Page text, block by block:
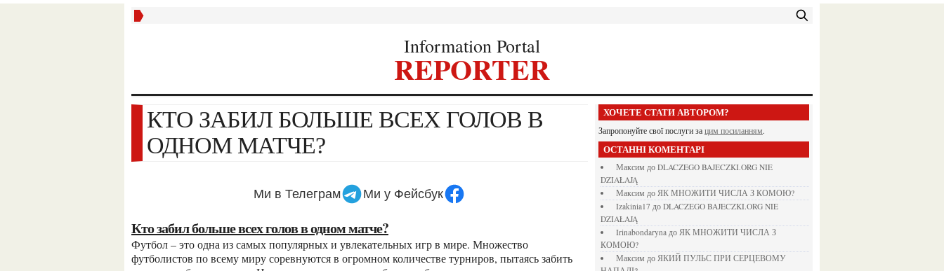
Information Portal
REPORTER
КТО ЗАБИЛ БОЛЬШЕ ВСЕХ ГОЛОВ В
ОДНОМ МАТЧЕ?
Ми в Телеграм Ми у Фейсбук
Кто забил больше всех голов в одном матче?
Футбол – это одна из самых популярных и увлекательных игр в мире. Множество
футболистов по всему миру соревнуются в огромном количестве турниров, пытаясь забить
ХОЧЕТЕ СТАТИ АВТОРОМ?
Запропонуйте свої послуги за цим посиланням.
ОСТАННІ КОМЕНТАРІ
Максим до DLACZEGO BAJECZKI.ORG NIE
DZIAŁAJĄ
Максим до ЯК МНОЖИТИ ЧИСЛА З КОМОЮ?
izakinia17 до DLACZEGO BAJECZKI.ORG NIE
DZIAŁAJĄ
irinabondarynaдо ЯК МНОЖИТИ ЧИСЛА З
КОМОЮ?
Максим до ЯКИЙ ПУЛЬС ПРИ СЕРЦЕВОМУ